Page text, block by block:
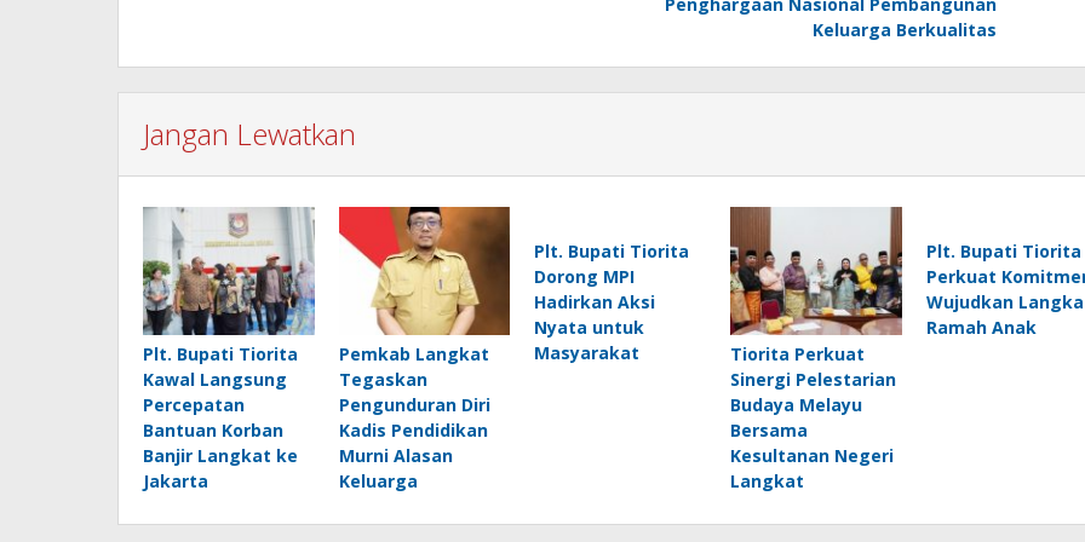
Keluarga Berkualitas
Jangan Lewatkan
Plt. Bupati Tiorita
Kawal Langsung
Percepatan
Bantuan Korban
Banjir Langkat ke
Jakarta
Pemkab Langkat
Tegaskan
Pengunduran Diri
Kadis Pendidikan
Murni Alasan
Keluarga
Plt. Bupati Tiorita
Dorong MPI
Hadirkan Aksi
Nyata untuk
Masyarakat
Tiorita Perkuat
Sinergi Pelestarian
Budaya Melayu
Bersama
Kesultanan Negeri
Langkat
Plt. Bupati Tiorita
Perkuat
Wujudkan
Ramah Anak